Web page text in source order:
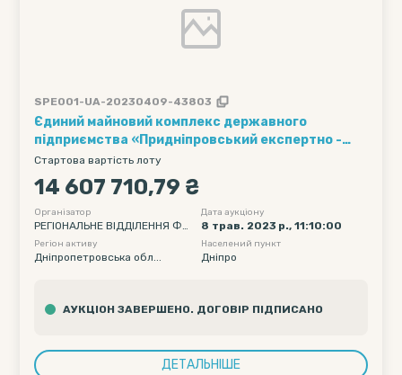
SPE001-UA-20230409-43803
Єдиний майновий комплекс державного
підприємства «Придніпровський експертно -
технічний центр Держпраці» (код за ЄДРПОУ
23369086) за адресою: м. Дніпро, вул. Ніла
Армстронга (Казакова), 1Д
Стартова вартість лоту
14 607 710,79 ₴
Організатор
РЕГІОНАЛЬНЕ ВІДДІЛЕННЯ ФО
НДУ ДЕРЖАВНОГО МАЙНА УК
РАЇНИ ПО ДНІПРОПЕТРОВСЬКІ
Дата аукціону
8 трав. 2023 р., 11:10:00
Регіон активу
Дніпропетровська обл...
Населений пункт
Дніпро
АУКЦІОН ЗАВЕРШЕНО. ДОГОВІР ПІДПИСАНО
ДЕТАЛЬНІШЕ